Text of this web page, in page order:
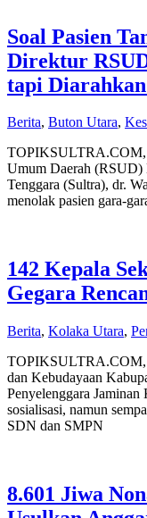
Soal Pasien
Direktur
tapi
Berita, Buton Utara,
Umum Daerah (RSUD)
Tenggara (Sultra), dr.
menolak pasien gara-
142 Kepala
Gegara
Berita, Kolaka Utara,
dan Kebudayaan
Penyelenggara Jaminan
sosialisasi, namun
SDN dan SMPN
8.601 Jiwa